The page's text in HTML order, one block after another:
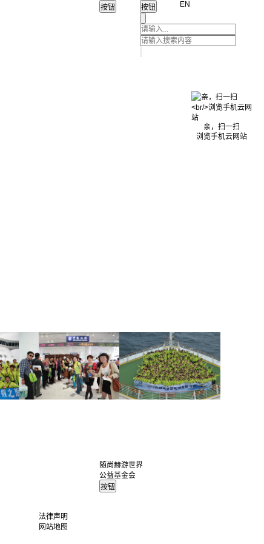
EN
随尚赫游世界
公益基金会
法律声明
网站地图
亲，扫一扫
浏览手机云网站